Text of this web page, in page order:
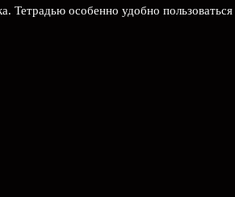
Тетрадью особенно удобно пользоваться